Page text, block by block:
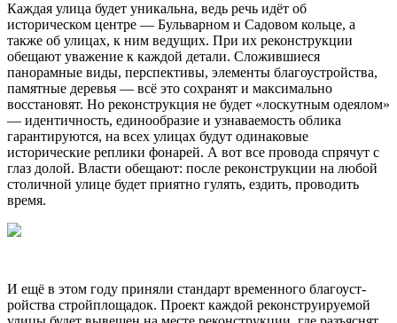
Каждая улица будет уникальна, ведь речь идёт об
историческом центре — Бульварном и Садовом кольце, а
также об улицах, к ним ведущих. При их реконструкции
обещают уважение к каждой детали. Сложившиеся
панорамные виды, перспективы, элементы благоустройства,
памятные деревья — всё это сохранят и максимально
восстановят. Но реконструкция не будет «лоскутным одеялом»
— идентичность, единообразие и узнаваемость облика
гарантируются, на всех улицах будут одинаковые
исторические реплики фонарей. А вот все провода спрячут с
глаз долой. Власти обещают: после реконст­рукции на любой
столичной улице будет приятно гулять, ездить, проводить
время.
И ещё в этом году приняли стандарт временного благоуст­
ройства стройплощадок. Проект каждой реконструируемой